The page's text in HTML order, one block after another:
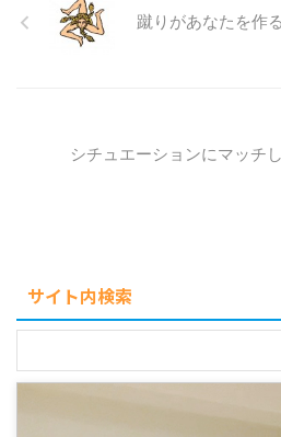
蹴りがあなたを作る
シチュエーションにマッチ
サイト内検索